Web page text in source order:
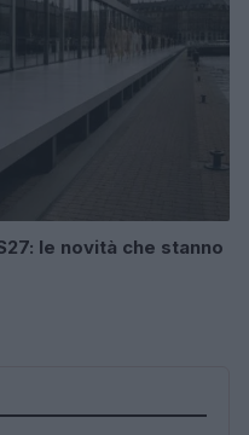
le novità che stanno